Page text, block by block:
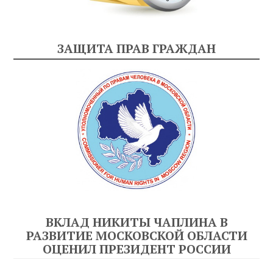
ЗАЩИТА ПРАВ ГРАЖДАН
ВКЛАД НИКИТЫ ЧАПЛИНА В
РАЗВИТИЕ МОСКОВСКОЙ ОБЛАСТИ
ОЦЕНИЛ ПРЕЗИДЕНТ РОССИИ